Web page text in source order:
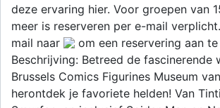
deze ervaring hier. Voor groepen van
meer is reserveren per e-mail
mail naar
om een reservering aan
Beschrijving: Betreed de fascinerende
Brussels Comics Figurines Museum
herontdek je favoriete helden! Van